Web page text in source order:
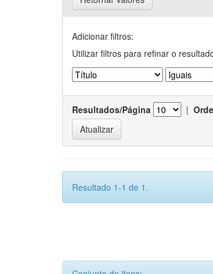
Adicionar filtros:
Utilizar filtros para refinar o
Resultados/Página |
Resultado 1-1 de 1.